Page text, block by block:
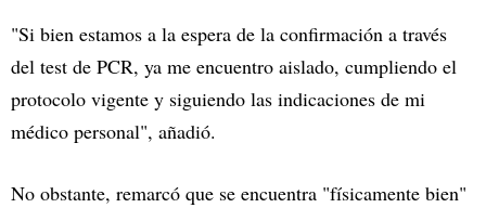
"Si bien estamos a la espera de la confirmación a través
del test de PCR, ya me encuentro aislado, cumpliendo el
protocolo vigente y siguiendo las indicaciones de mi
médico personal", añadió.
No obstante, remarcó que se encuentra "físicamente bien"